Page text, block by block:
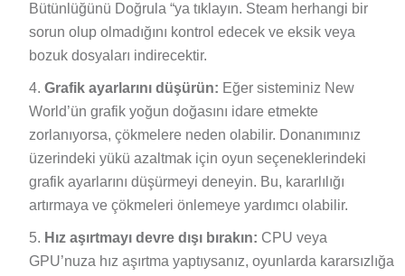
Bütünlüğünü Doğrula “ya tıklayın. Steam herhangi bir
sorun olup olmadığını kontrol edecek ve eksik veya
bozuk dosyaları indirecektir.
Grafik ayarlarını düşürün: Eğer sisteminiz New
World’ün grafik yoğun doğasını idare etmekte
zorlanıyorsa, çökmelere neden olabilir. Donanımınız
üzerindeki yükü azaltmak için oyun seçeneklerindeki
grafik ayarlarını düşürmeyi deneyin. Bu, kararlılığı
artırmaya ve çökmeleri önlemeye yardımcı olabilir.
Hız aşırtmayı devre dışı bırakın: CPU veya
GPU’nuza hız aşırtma yaptıysanız, oyunlarda kararsızlığa